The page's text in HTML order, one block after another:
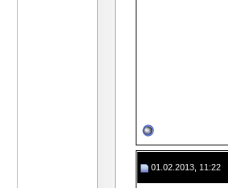
01.02.2013, 11:22